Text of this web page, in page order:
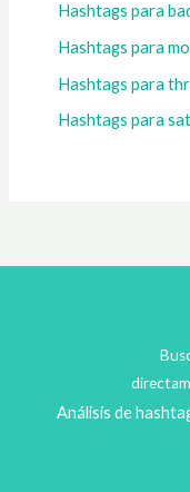
Hashtags para
Hashtags para
Hashtags para
Hashtags para
Análisis de